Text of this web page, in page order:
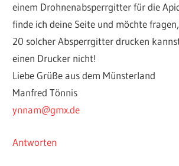
einem Drohnenabsperrgitter für die
finde ich deine Seite und möchte
20 solcher Absperrgitter drucken
einen Drucker nicht!
Liebe Grüße aus dem Münsterland
Manfred Tönnis
ynnam@gmx.de
Antworten